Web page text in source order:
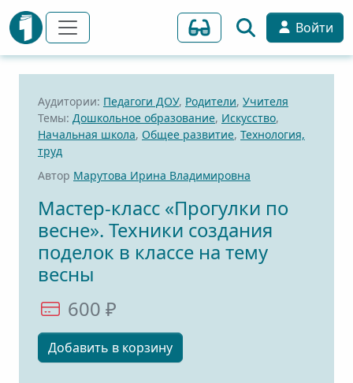
Войти
Аудитории: Педагоги ДОУ, Родители, Учителя
Темы: Дошкольное образование, Искусство,
Начальная школа, Общее развитие, Технология,
труд
Автор Марутова Ирина Владимировна
Мастер-класс «Прогулки по
весне». Техники создания
поделок в классе на тему
весны
600 ₽
Добавить в корзину